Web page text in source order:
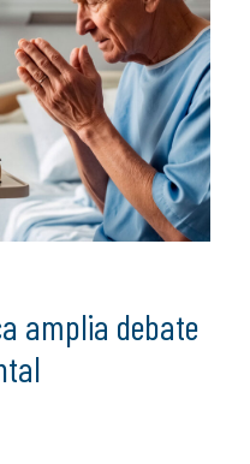
amplia debate